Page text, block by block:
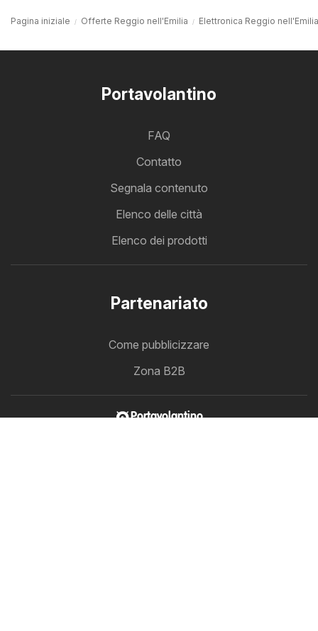
Pagina iniziale Offerte Reggio nell'Emilia Elettronica Reggio nell'Emilia
Portavolantino
FAQ
Contatto
Segnala contenuto
Elenco delle città
Elenco dei prodotti
Partenariato
Come pubblicizzare
Zona B2B
Portavolantino